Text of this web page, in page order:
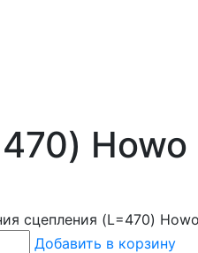
Howo
сцепления (L=470) Howo
Добавить в корзину